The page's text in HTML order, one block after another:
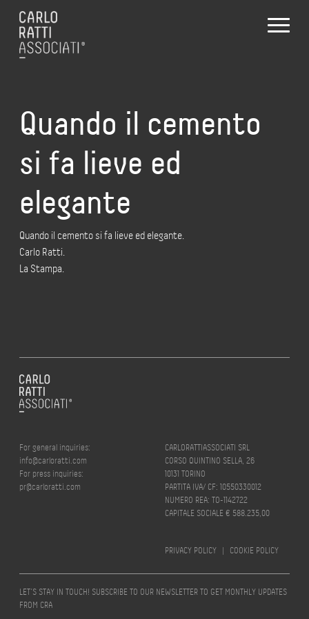
Quando il cemento
si fa lieve ed
elegante
Quando il cemento si fa lieve ed elegante.
Carlo Ratti.
La Stampa.
For general inquiries:
info@carloratti.com
For press inquiries:
pr@carloratti.com
CARLORATTIASSOCIATI SRL
CORSO QUINTINO SELLA, 26
10131 TORINO
PARTITA IVA/ CF: 10550330012
NUMERO REA: TO-1142722
CAPITALE SOCIALE € 588.235,00
PRIVACY POLICY | COOKIE POLICY
LET’S STAY IN TOUCH! SUBSCRIBE TO OUR NEWSLETTER TO GET MONTHLY UPDATES
FROM CRA